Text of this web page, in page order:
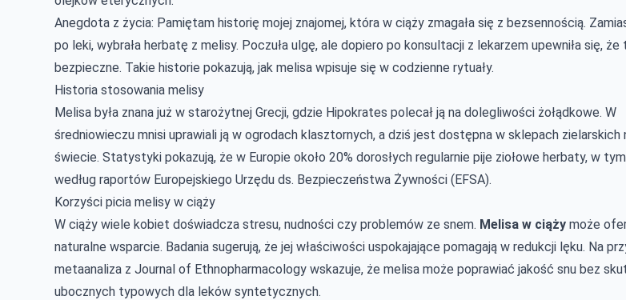
Anegdota z życia: Pamiętam historię mojej znajomej, która w ciąży zmagała się z bezsennością.
po leki, wybrała herbatę z melisy. Poczuła ulgę, ale dopiero po konsultacji z lekarzem upewniła się, że
bezpieczne. Takie historie pokazują, jak melisa wpisuje się w codzienne rytuały.
Historia stosowania melisy
Melisa była znana już w starożytnej Grecji, gdzie Hipokrates polecał ją na dolegliwości żołądkowe. W
średniowieczu mnisi uprawiali ją w ogrodach klasztornych, a dziś jest dostępna w sklepach zielarskich
świecie. Statystyki pokazują, że w Europie około 20% dorosłych regularnie pije ziołowe herbaty, w
według raportów Europejskiego Urzędu ds. Bezpieczeństwa Żywności (EFSA).
Korzyści picia melisy w ciąży
W ciąży wiele kobiet doświadcza stresu, nudności czy problemów ze snem. Melisa w ciąży może
naturalne wsparcie. Badania sugerują, że jej właściwości uspokajające pomagają w redukcji lęku. Na
metaanaliza z Journal of Ethnopharmacology wskazuje, że melisa może poprawiać jakość snu bez
ubocznych typowych dla leków syntetycznych.